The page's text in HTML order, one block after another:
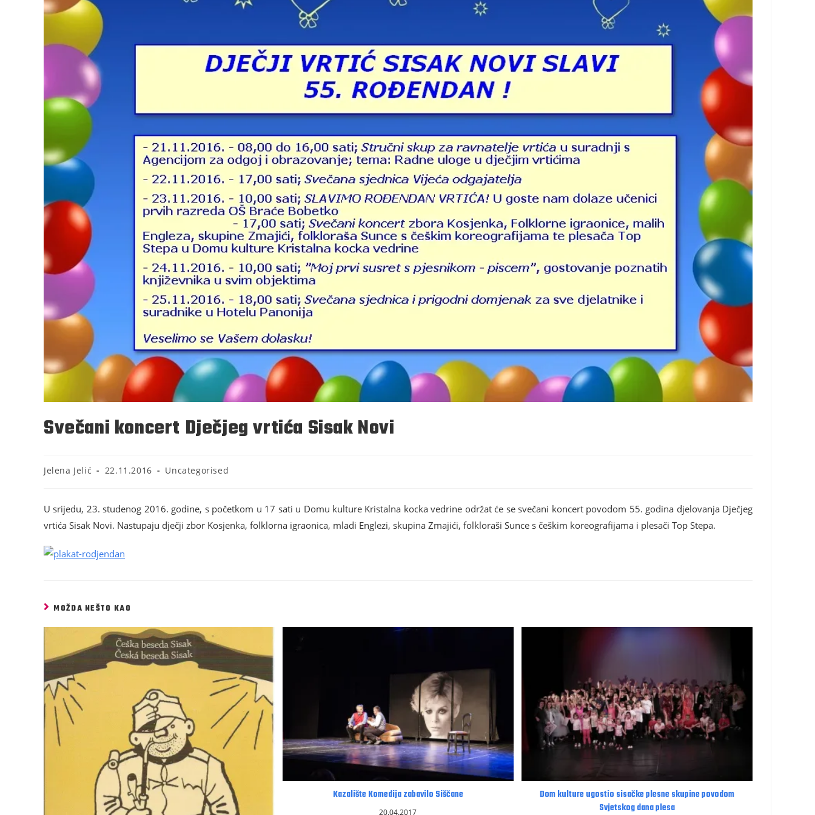
Svečani koncert Dječjeg vrtića Sisak Novi
Jelena Jelić 22.11.2016 Uncategorised
U srijedu, 23. studenog 2016. godine, s početkom u 17 sati u Domu kulture Kristalna kocka vedrine održat će se svečani koncert povodom 55. godina djelovanja Dječjeg
vrtića Sisak Novi. Nastupaju dječji zbor Kosjenka, folklorna igraonica, mladi Englezi, skupina Zmajići, folkloraši Sunce s češkim koreografijama i plesači Top Stepa.
MOŽDA NEŠTO KAO
Kazalište Komedija zabavilo Siščane
20.04.2017
Dom kulture ugostio sisačke plesne skupine povodom
Svjetskog dana plesa